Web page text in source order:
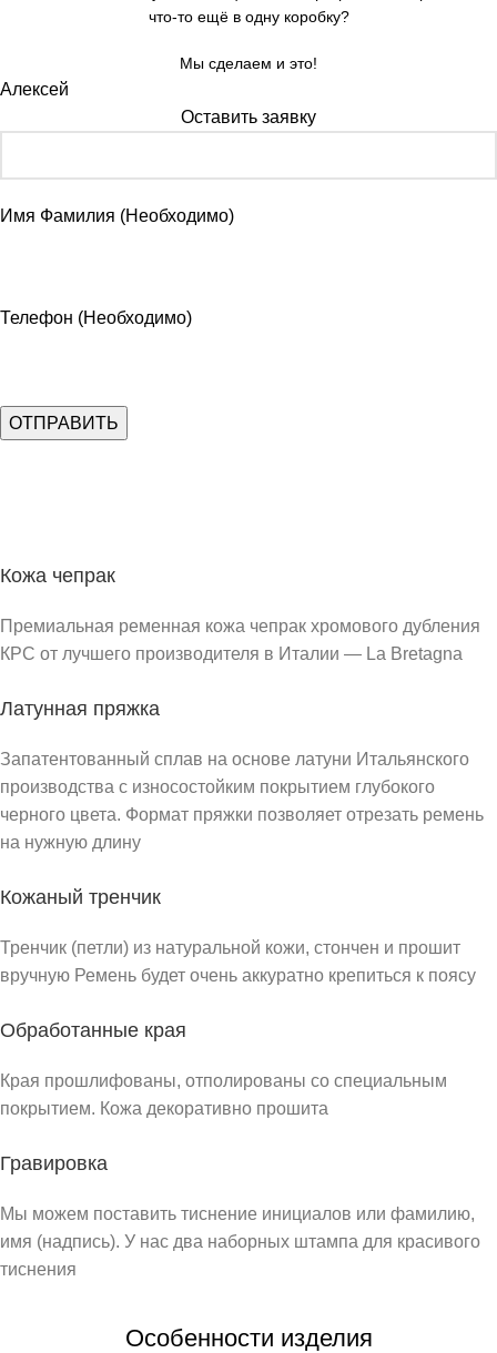
что-то ещё в одну коробку?
Мы сделаем и это!
Алексей
Оставить заявку
Имя Фамилия (Необходимо)
Телефон (Необходимо)
Кожа чепрак
Премиальная ременная кожа чепрак хромового дубления
КРС от лучшего производителя в Италии — La Bretagna
Латунная пряжка
Запатентованный сплав на основе латуни Итальянского
производства с износостойким покрытием глубокого
черного цвета. Формат пряжки позволяет отрезать ремень
на нужную длину
Кожаный тренчик
Тренчик (петли) из натуральной кожи, стончен и прошит
вручную Ремень будет очень аккуратно крепиться к поясу
Обработанные края
Края прошлифованы, отполированы со специальным
покрытием. Кожа декоративно прошита
Гравировка
Мы можем поставить тиснение инициалов или фамилию,
имя (надпись). У нас два наборных штампа для красивого
тиснения
Особенности изделия